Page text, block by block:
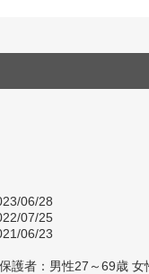
06/28
07/25
06/23
護者：男性27～69歳 女